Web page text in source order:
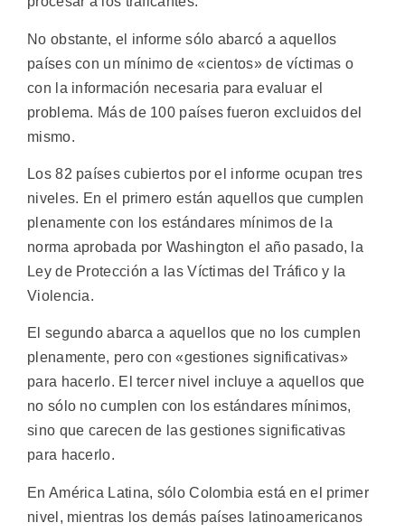
No obstante, el informe sólo abarcó a aquellos
países con un mínimo de «cientos» de víctimas o
con la información necesaria para evaluar el
problema. Más de 100 países fueron excluidos del
mismo.
Los 82 países cubiertos por el informe ocupan tres
niveles. En el primero están aquellos que cumplen
plenamente con los estándares mínimos de la
norma aprobada por Washington el año pasado, la
Ley de Protección a las Víctimas del Tráfico y la
Violencia.
El segundo abarca a aquellos que no los cumplen
plenamente, pero con «gestiones significativas»
para hacerlo. El tercer nivel incluye a aquellos que
no sólo no cumplen con los estándares mínimos,
sino que carecen de las gestiones significativas
para hacerlo.
En América Latina, sólo Colombia está en el primer
nivel, mientras los demás países latinoamericanos